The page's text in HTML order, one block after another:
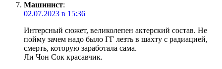
Машинист:
02.07.2023 в 15:36
Интерсный сюжет, великолепен актерский состав. Не
пойму зачем надо было ГГ лезть в шахту с радиацией,
смерть, которую заработала сама.
Ли Чон Сок красавчик.